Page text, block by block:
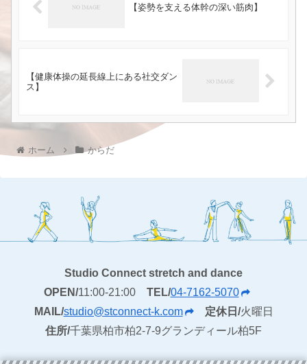
【姿勢を支える体幹の深い筋肉】
【健康体操の延長線上にある社交ダン
ス】
ホーム からだ
Studio Connect stretch and dance
OPEN/11:00-21:00 TEL/04-7162-5070
MAIL/studio@stconnect-k.com 定休日/火曜日
住所/千葉県柏市柏2-7-9グランディール柏5F